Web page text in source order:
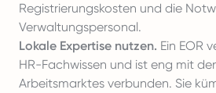
Registrierungskosten und die
Verwaltungspersonal.
Lokale Expertise nutzen. Ein EOR
HR-Fachwissen und ist eng mit
Arbeitsmarktes verbunden. Sie